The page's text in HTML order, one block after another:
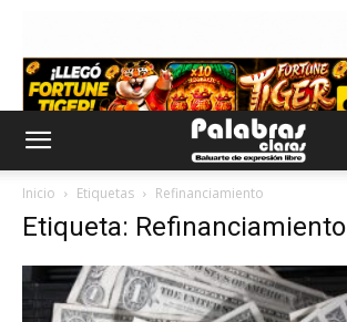
Inicio Etiquetas Refinanciamiento
Etiqueta: Refinanciamiento